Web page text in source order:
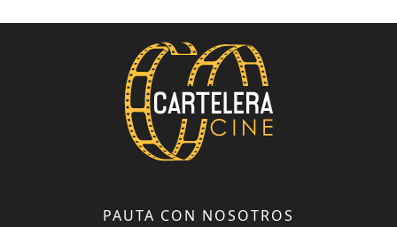
PAUTA CON NOSOTROS